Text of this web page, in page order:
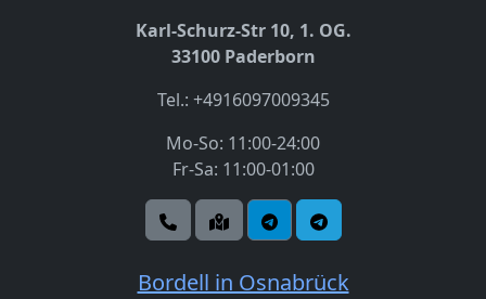
Karl-Schurz-Str 10, 1. OG.
33100 Paderborn
Tel.: +4916097009345
Mo-So: 11:00-24:00
Fr-Sa: 11:00-01:00
Bordell in Osnabrück